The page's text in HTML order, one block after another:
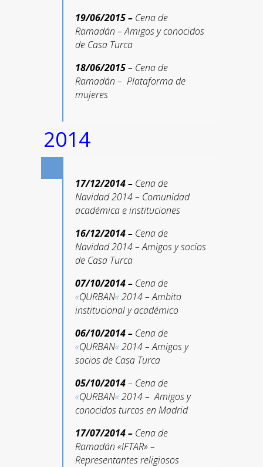
19/06/2015 – Cena de
Ramadán – Amigos y conocidos
de Casa Turca
18/06/2015– Cena de
Ramadán – Plataforma de
mujeres
2014
17/12/2014 – Cena de
Navidad 2014 – Comunidad
académica e instituciones
16/12/2014 – Cena de
Navidad 2014 – Amigos y socios
de Casa Turca
07/10/2014 – Cena de
«QURBAN«2014 – Ambito
institucional y académico
06/10/2014 – Cena de
«QURBAN«2014 – Amigos y
socios de Casa Turca
05/10/2014– Cena de
«QURBAN«2014 – Amigos y
conocidos turcos en Madrid
17/07/2014 – Cena de
Ramadán «IFTAR» –
Representantes religiosos